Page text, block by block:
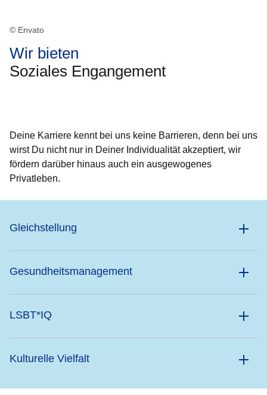
© Envato
Wir bieten
Soziales Engangement
Deine Karriere kennt bei uns keine Barrieren, denn bei uns
wirst Du nicht nur in Deiner Individualität akzeptiert, wir
fördern darüber hinaus auch ein ausgewogenes
Privatleben.
Gleichstellung
Gesundheitsmanagement
LSBT*IQ
Kulturelle Vielfalt